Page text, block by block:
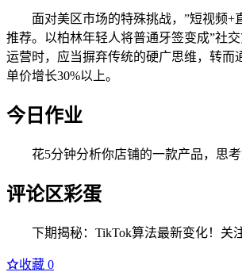
面对美区市场的特殊挑战，”短视频
推荐。以柏林年轻人将普通牙签变成”社
运营时，应当摒弃传统的硬广思维，转而
单价增长30%以上。
今日作业
花5分钟分析你店铺的一款产品，思
评论区彩蛋
下期揭秘：TikTok算法最新变化！关
收藏 0